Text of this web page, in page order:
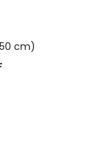
cm)